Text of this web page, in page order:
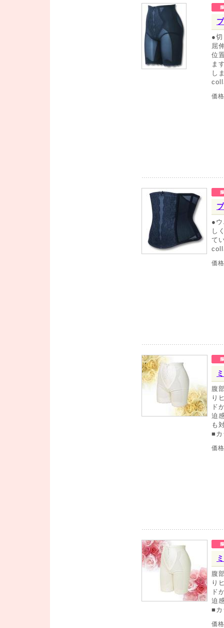
●
屈
位
ま
し
価格
●
し
て
価格
腹
り
ド
迫
も
■カ
価格
腹
り
ド
迫
■カ
価格